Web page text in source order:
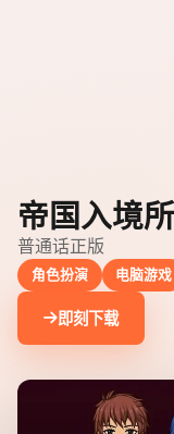
帝国入境所
普通话正版
角色扮演 电脑游戏
即刻下载